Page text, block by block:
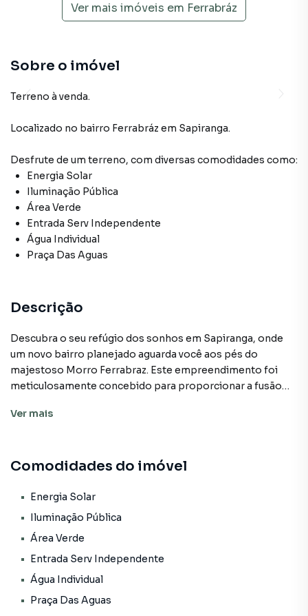
Ver mais imóveis em Ferrabráz
Sobre o imóvel
Terreno à venda.
Localizado no bairro Ferrabráz em Sapiranga.
Desfrute de um terreno, com diversas comodidades como:
Energia Solar
Iluminação Pública
Área Verde
Entrada Serv Independente
Água Individual
Praça Das Aguas
Descrição
Descubra o seu refúgio dos sonhos em Sapiranga, onde
um novo bairro planejado aguarda você aos pés do
majestoso Morro Ferrabraz. Este empreendimento foi
meticulosamente concebido para proporcionar a fusão
natureza, oferecendo uma experiência de vida
acolhedor, perfeito para famílias que buscam um estilo de
Os terrenos disponíveis neste paraíso planejado
espaço suficiente para construir a casa dos seus sonhos. A
infraestrutura foi pensada para oferecer o melhor em
termos de qualidade e conforto, com pavimentação
drenagem pluvial mista, rede de abastecimento hidráulico
Ver mais
Comodidades do imóvel
Energia Solar
Iluminação Pública
Área Verde
Entrada Serv Independente
Água Individual
Praça Das Aguas